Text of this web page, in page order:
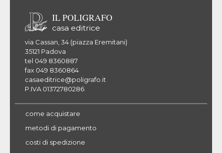
IL POLIGRAFO
casa editrice
via Cassan, 34 (piazza Eremitani)
35121 Padova
tel 049 8360887
fax 049 8360864
casaeditrice@poligrafo.it
P.IVA 01372780286
come acquistare
metodi di pagamento
costi di spedizione